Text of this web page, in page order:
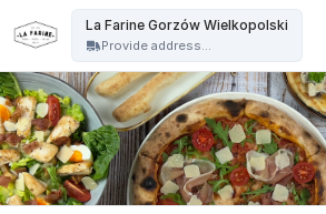
La Farine Gorzów Wielkopolski
Provide address...